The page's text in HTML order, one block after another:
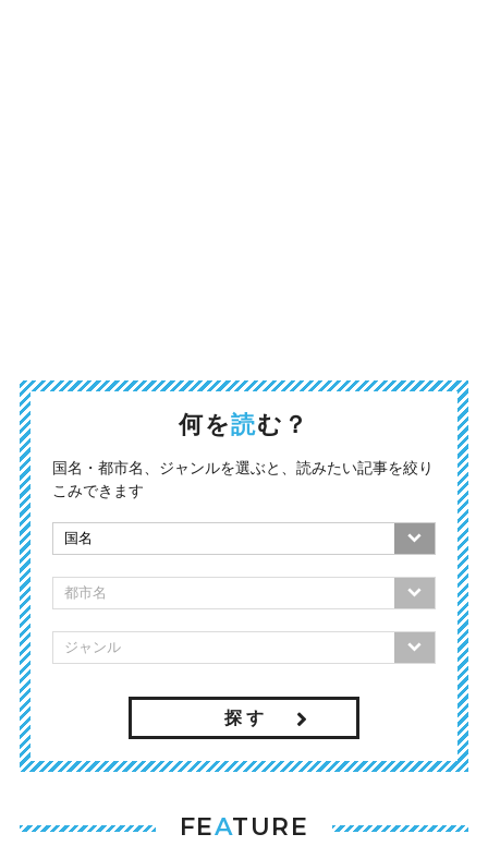
何を読む？
国名・都市名、ジャンルを選ぶと、読みたい記事を絞り
こみできます
探 す
FEATURE